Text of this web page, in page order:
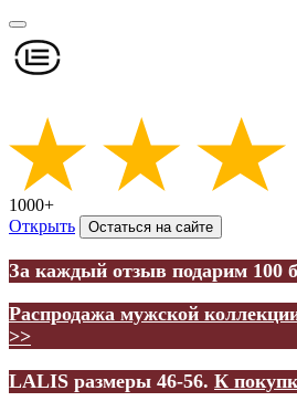
1000+
Открыть
Остаться на сайте
За каждый отзыв подарим 100
Распродажа мужской
>>
LALIS размеры 46-56. К